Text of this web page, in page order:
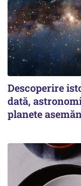
Descoperire
dată,
planete